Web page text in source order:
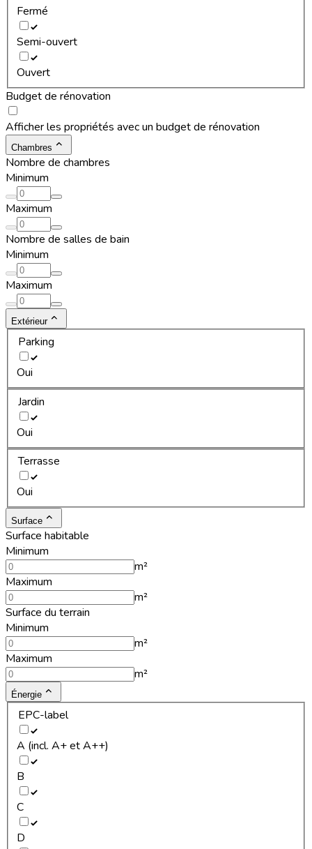
Fermé
Semi-ouvert
Ouvert
Budget de rénovation
Afficher les propriétés avec un budget de rénovation
Chambres
Nombre de chambres
Minimum
Maximum
Nombre de salles de bain
Minimum
Maximum
Extérieur
Parking
Oui
Jardin
Oui
Terrasse
Oui
Surface
Surface habitable
Minimum
m²
Maximum
m²
Surface du terrain
Minimum
m²
Maximum
m²
Énergie
EPC-label
A (incl. A+ et A++)
B
C
D